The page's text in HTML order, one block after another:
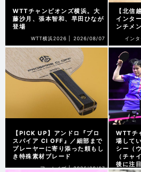
WTTチャンピオンズ横浜。大
藤沙月、張本智和、早田ひなが
登場
WTT横浜2026 | 2026/08/07
【北信
インタ
ンチメ
イン
【PICK UP】アンドロ『プロ
スパイア CI OFF』／細部まで
プレーヤーに寄り添った頼もし
き特殊素材ブレード
アーカイブ | 2026/08/07
WTTチ
場して
シー（
（チャ
後に注目